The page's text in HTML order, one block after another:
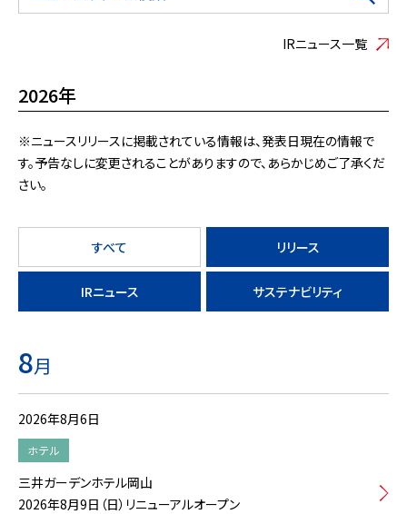
IRニュース一覧
2026年
※ニュースリリースに掲載されている情報は、発表日現在の情報で
す。予告なしに変更されることがありますので、あらかじめご了承くだ
さい。
すべて リリース
IRニュース サステナビリティ
8月
2026年8月6日
ホテル
三井ガーデンホテル岡山
2026年8月9日（日）リニューアルオープン